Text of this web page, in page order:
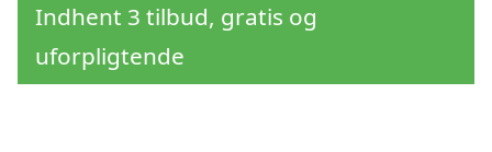
Indhent 3 tilbud, gratis og
uforpligtende